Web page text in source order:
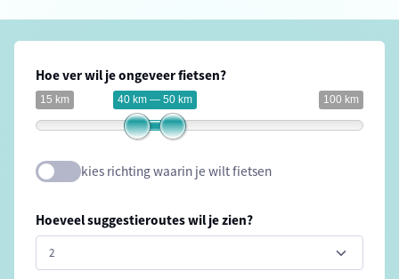
Hoe ver wil je ongeveer fietsen?
15 km 100 km
40 km — 50 km
kies richting waarin je wilt fietsen
Hoeveel suggestieroutes wil je zien?